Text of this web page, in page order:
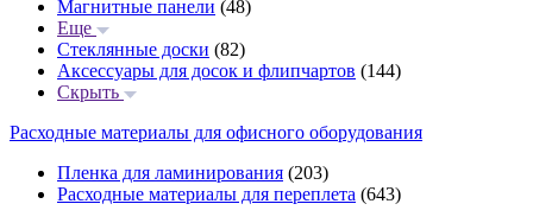
Магнитные панели (48)
Еще
Стеклянные доски (82)
Аксессуары для досок и флипчартов (144)
Скрыть
Расходные материалы для офисного оборудования
Пленка для ламинирования (203)
Расходные материалы для переплета (643)